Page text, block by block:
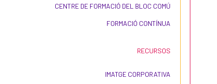
CENTRE DE FORMACIÓ DEL BLOC COMÚ
FORMACIÓ CONTÍNUA
RECURSOS
IMATGE CORPORATIVA